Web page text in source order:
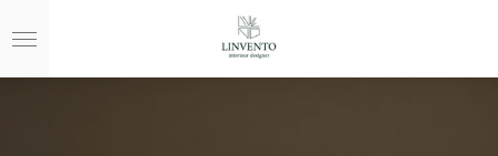
direct